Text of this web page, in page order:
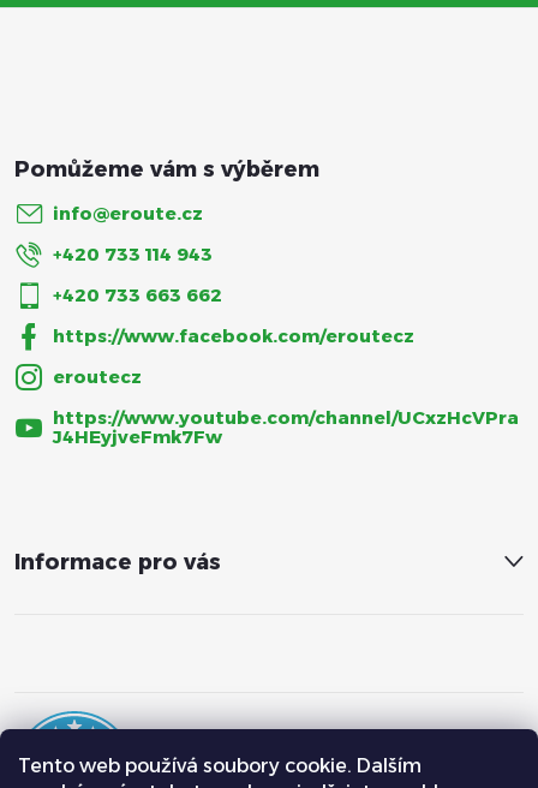
Tento web používá soubory cookie. Dalším
info@eroute.cz
+420 733 114 943
+420 733 663 662
https://www.facebook.com/eroutecz
eroutecz
https://www.youtube.com/channel/UCxzHcVPra
J4HEyjveFmk7Fw
Informace pro vás